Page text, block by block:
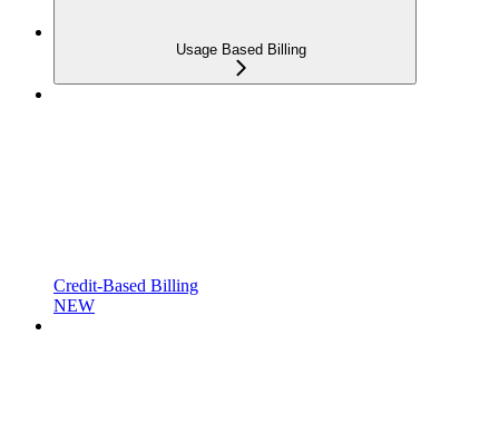
Usage Based Billing
Credit-Based Billing
NEW